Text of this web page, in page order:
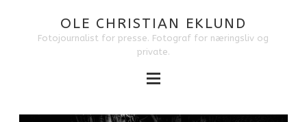
OLE CHRISTIAN EKLUND
Fotojournalist for presse. Fotograf for næringsliv og
private.